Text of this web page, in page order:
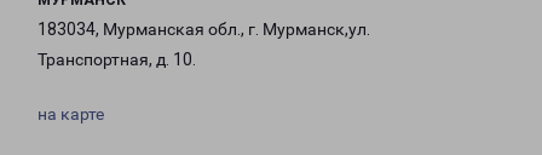
183034, Мурманская обл., г. Мурманск,ул.
Транспортная, д. 10.
на карте